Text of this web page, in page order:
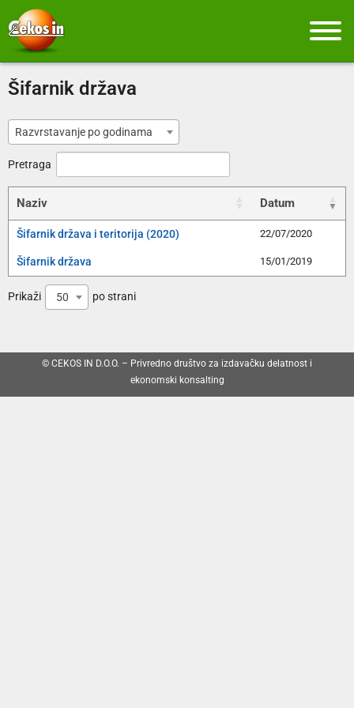
Šifarnik država
Razvrstavanje po godinama
Pretraga
Naziv Datum
Šifarnik država i teritorija (2020) 22/07/2020
Šifarnik država 15/01/2019
Prikaži 50 po strani
© CEKOS IN D.O.O. – Privredno društvo za izdavačku delatnost i
ekonomski konsalting